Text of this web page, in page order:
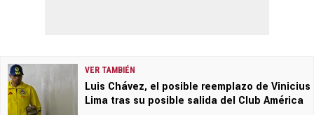
VER TAMBIÉN
Luis Chávez, el posible reemplazo de Vinicius
Lima tras su posible salida del Club América